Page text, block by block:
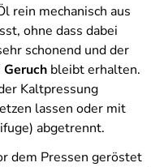
rein mechanisch aus
ohne dass dabei
schonend und der
bleibt erhalten.
Kaltpressung
lassen oder mit
abgetrennt.
dem Pressen geröstet